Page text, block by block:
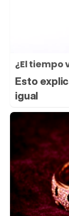
¿El tiempo
Esto
igual